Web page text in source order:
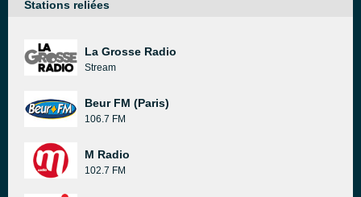
Stations reliées
La Grosse Radio
Stream
Beur FM (Paris)
106.7 FM
M Radio
102.7 FM